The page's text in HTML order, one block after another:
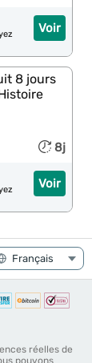
Voir
8 jours
8j
Voir
réelles de
pouvons